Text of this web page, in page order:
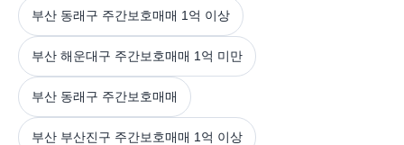
부산 동래구 주간보호매매 1억 이상
부산 해운대구 주간보호매매 1억 미만
부산 동래구 주간보호매매
부산 부산진구 주간보호매매 1억 이상